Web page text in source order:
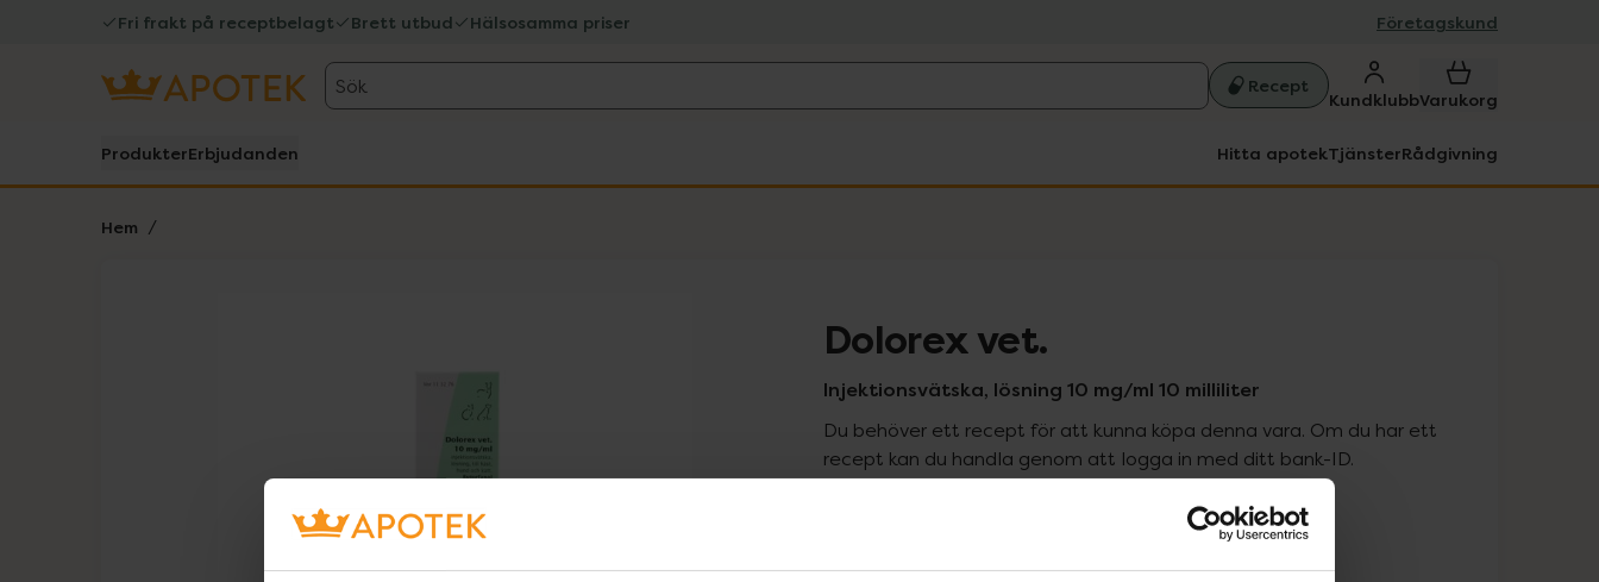
Fri frakt på receptbelagt Brett utbud Hälsosamma priser Företagskund
Sök Recept
KundklubbVarukorg
ProdukterErbjudanden Hitta apotekTjänsterRådgivning
Hem
Dolorex vet.
Injektionsvätska, lösning 10 mg/ml 10 milliliter
Du behöver ett recept för att kunna köpa denna vara. Om du har ett
recept kan du handla genom att logga in med ditt bank-ID.
Pris med recept
Högkostnadsskyddet gäller inte